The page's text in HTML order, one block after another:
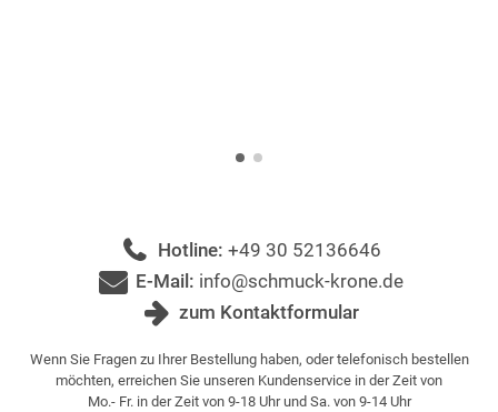
Hotline: +49 30 52136646
E-Mail: info@schmuck-krone.de
zum Kontaktformular
Wenn Sie Fragen zu Ihrer Bestellung haben, oder telefonisch bestellen
möchten, erreichen Sie unseren Kundenservice in der Zeit von
Mo.- Fr. in der Zeit von 9-18 Uhr und Sa. von 9-14 Uhr